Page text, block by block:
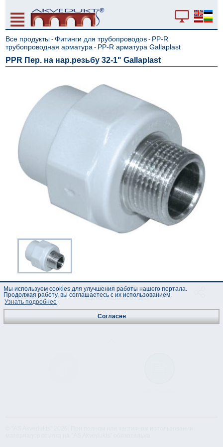
Все продукты -Фитинги для трубопроводов - PP-R
трубопроводная арматура - PP-R арматура Gallaplast
PPR Пер. на нар.резьбу 32-1" Gallaplast
код :
265908
7.17 EUR
(Цены указаны с НДС)
Мы используем cookies для улучшения работы нашего портала.
Продолжая работу, вы соглашаетесь с их использованием.
Узнать подробнее
Согласен